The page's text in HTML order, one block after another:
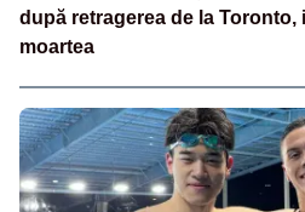
după retragerea de la
moartea